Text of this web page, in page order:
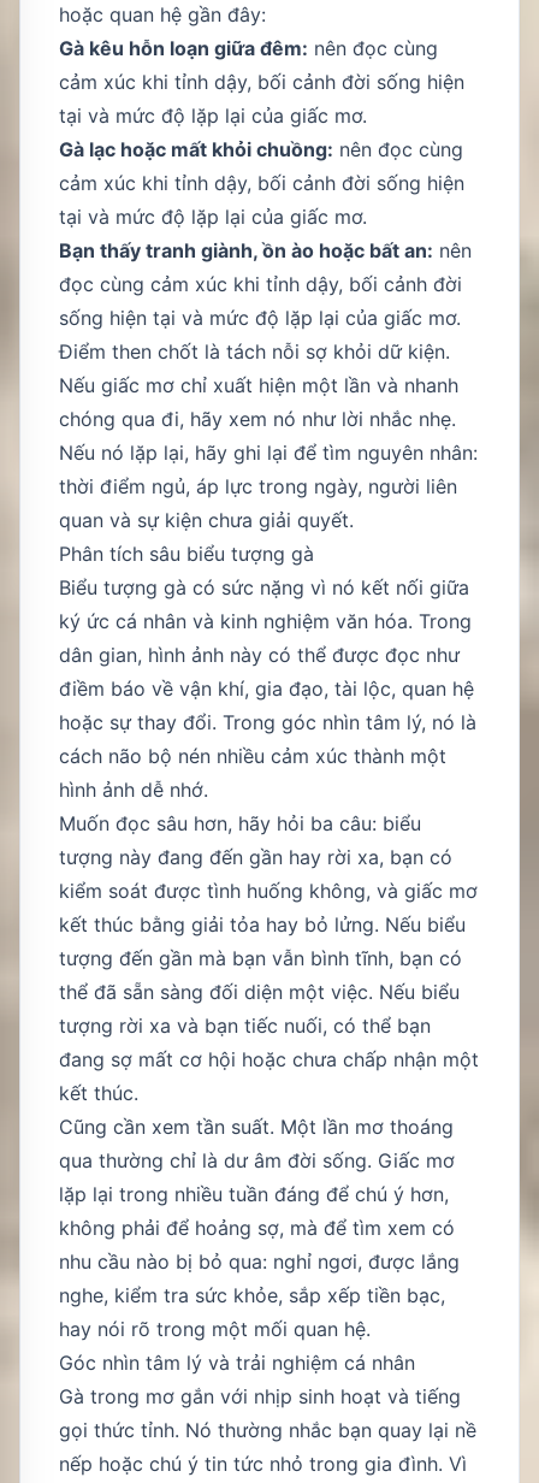
hoặc quan hệ gần đây:
Gà kêu hỗn loạn giữa đêm: nên đọc cùng
cảm xúc khi tỉnh dậy, bối cảnh đời sống hiện
tại và mức độ lặp lại của giấc mơ.
Gà lạc hoặc mất khỏi chuồng: nên đọc cùng
cảm xúc khi tỉnh dậy, bối cảnh đời sống hiện
tại và mức độ lặp lại của giấc mơ.
Bạn thấy tranh giành, ồn ào hoặc bất an: nên
đọc cùng cảm xúc khi tỉnh dậy, bối cảnh đời
sống hiện tại và mức độ lặp lại của giấc mơ.
Điểm then chốt là tách nỗi sợ khỏi dữ kiện.
Nếu giấc mơ chỉ xuất hiện một lần và nhanh
chóng qua đi, hãy xem nó như lời nhắc nhẹ.
Nếu nó lặp lại, hãy ghi lại để tìm nguyên nhân:
thời điểm ngủ, áp lực trong ngày, người liên
quan và sự kiện chưa giải quyết.
Phân tích sâu biểu tượng gà
Biểu tượng gà có sức nặng vì nó kết nối giữa
ký ức cá nhân và kinh nghiệm văn hóa. Trong
dân gian, hình ảnh này có thể được đọc như
điềm báo về vận khí, gia đạo, tài lộc, quan hệ
hoặc sự thay đổi. Trong góc nhìn tâm lý, nó là
cách não bộ nén nhiều cảm xúc thành một
hình ảnh dễ nhớ.
Muốn đọc sâu hơn, hãy hỏi ba câu: biểu
tượng này đang đến gần hay rời xa, bạn có
kiểm soát được tình huống không, và giấc mơ
kết thúc bằng giải tỏa hay bỏ lửng. Nếu biểu
tượng đến gần mà bạn vẫn bình tĩnh, bạn có
thể đã sẵn sàng đối diện một việc. Nếu biểu
tượng rời xa và bạn tiếc nuối, có thể bạn
đang sợ mất cơ hội hoặc chưa chấp nhận một
kết thúc.
Cũng cần xem tần suất. Một lần mơ thoáng
qua thường chỉ là dư âm đời sống. Giấc mơ
lặp lại trong nhiều tuần đáng để chú ý hơn,
không phải để hoảng sợ, mà để tìm xem có
nhu cầu nào bị bỏ qua: nghỉ ngơi, được lắng
nghe, kiểm tra sức khỏe, sắp xếp tiền bạc,
hay nói rõ trong một mối quan hệ.
Góc nhìn tâm lý và trải nghiệm cá nhân
Gà trong mơ gắn với nhịp sinh hoạt và tiếng
gọi thức tỉnh. Nó thường nhắc bạn quay lại nề
nếp hoặc chú ý tin tức nhỏ trong gia đình. Vì